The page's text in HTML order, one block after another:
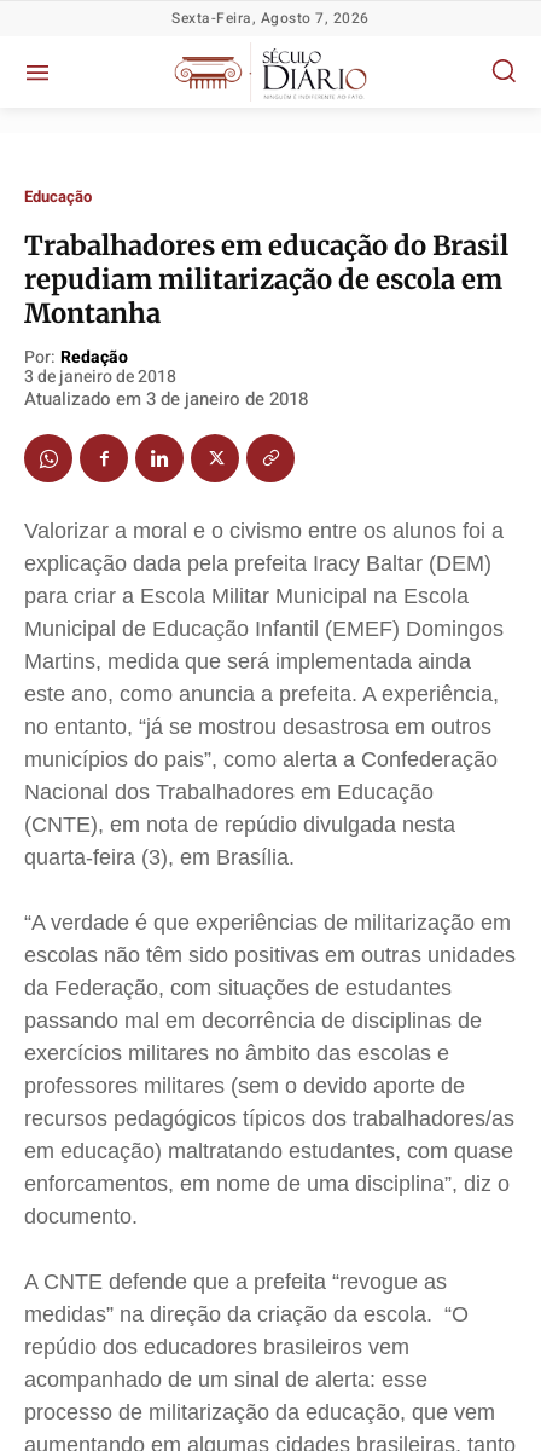
Política
Socioeconômicas
TV Século
Justiça
Segurança
Saúde
Cidades
Economia
Cultura
Colunas
Caetano Roque
Gustavo Bastos
Jr Mignone (in memorian)
Publicidade Legal
Anuncie
Quem Somos
Contato
Anuncie
Privacidade
Política
Socioeconômicas
TV Século
Justiça
Segurança
Saúde
Cidades
Economia
Cultura
Colunas
Caetano Roque
Gustavo Bastos
Jr Mignone (in memorian)
Publicidade Legal
Anuncie
Quem Somos
Contato
Anuncie
Privacidade
Política
Socioeconômicas
TV Século
Justiça
Segurança
Saúde
Cidades
Economia
Cultura
Colunas
Caetano Roque
Gustavo Bastos
Jr Mignone (in memorian)
Publicidade Legal
Anuncie
Quem Somos
Contato
Anuncie
Privacidade
Política
Socioeconômicas
TV Século
Justiça
Segurança
Saúde
Cidades
Economia
Cultura
Colunas
Caetano Roque
Gustavo Bastos
Jr Mignone (in memorian)
Publicidade Legal
Anuncie
Quem Somos
Contato
Anuncie
Privacidade
Sexta-Feira, Agosto 7, 2026
Educação
Trabalhadores em educação do Brasil
repudiam militarização de escola em
Montanha
Por: Redação
3 de janeiro de 2018
Atualizado em 3 de janeiro de 2018
Valorizar a moral e o civismo entre os alunos foi a
explicação dada pela prefeita Iracy Baltar (DEM)
para criar a Escola Militar Municipal na Escola
Municipal de Educação Infantil (EMEF) Domingos
Martins, medida que será implementada ainda
este ano, como anuncia a prefeita. A experiência,
no entanto, “já se mostrou desastrosa em outros
municípios do pais”, como alerta a Confederação
Nacional dos Trabalhadores em Educação
(CNTE), em nota de repúdio divulgada nesta
quarta-feira (3), em Brasília.
“A verdade é que experiências de militarização em
escolas não têm sido positivas em outras unidades
da Federação, com situações de estudantes
passando mal em decorrência de disciplinas de
exercícios militares no âmbito das escolas e
professores militares (sem o devido aporte de
recursos pedagógicos típicos dos trabalhadores/as
em educação) maltratando estudantes, com quase
enforcamentos, em nome de uma disciplina”, diz o
documento.
A CNTE defende que a prefeita “revogue as
medidas” na direção da criação da escola. “O
repúdio dos educadores brasileiros vem
acompanhado de um sinal de alerta: esse
processo de militarização da educação, que vem
aumentando em algumas cidades brasileiras, tanto